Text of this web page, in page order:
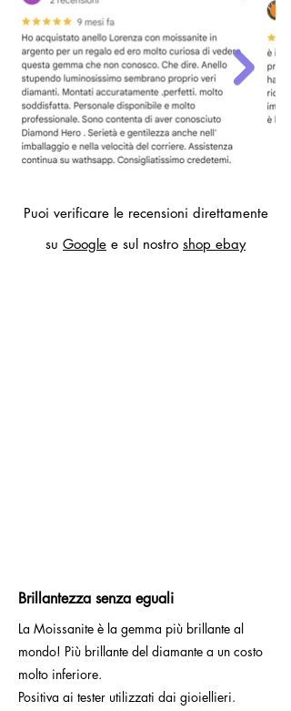
Puoi verificare le recensioni direttamente
su Google e sul nostro shop ebay
Brillantezza senza eguali
La Moissanite è la gemma più brillante al
mondo! Più brillante del diamante a un costo
molto inferiore.
Positiva ai tester utilizzati dai gioiellieri.